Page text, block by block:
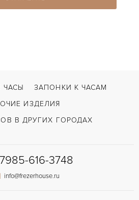
ЧАСЫ
ЗАПОНКИ К ЧАСАМ
ИЗДЕЛИЯ
В ДРУГИХ ГОРОДАХ
616-3748
info@frezerhouse.ru